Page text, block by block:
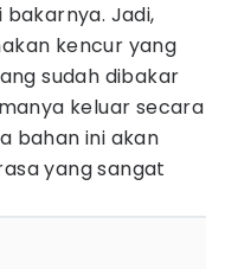
Jadi,
kencur yang
sudah dibakar
keluar secara
bahan ini akan
yang sangat